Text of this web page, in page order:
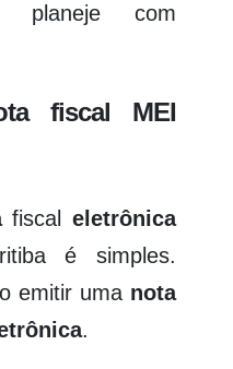
planeje com
fiscal MEI
fiscal eletrônica
é simples.
emitir uma nota
.